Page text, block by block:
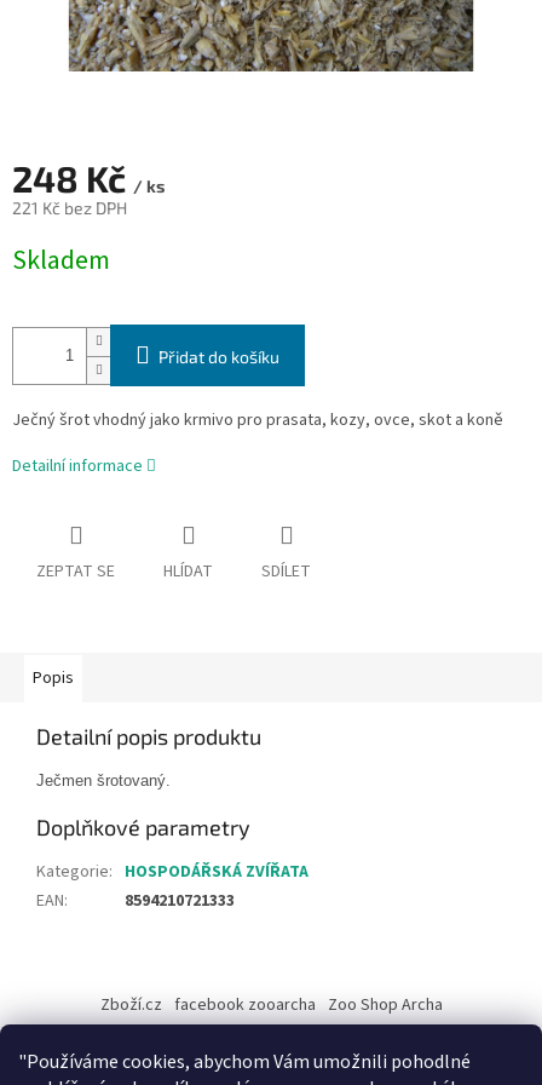
"Používáme cookies, abychom Vám umožnili pohodlné
248 Kč / ks
221 Kč bez DPH
cena:
Skladem
Přidat do košíku
Ječný šrot vhodný jako krmivo pro prasata, kozy, ovce, skot a koně
Detailní informace
ZEPTAT SE HLÍDAT SDÍLET
Popis
Detailní popis produktu
Ječmen šrotovaný.
Doplňkové parametry
Kategorie: HOSPODÁŘSKÁ ZVÍŘATA
EAN: 8594210721333
p
Zboží.cz facebook zooarcha Zoo Shop Archa
KRMIVA ENERGYS pro koně - GRANULE